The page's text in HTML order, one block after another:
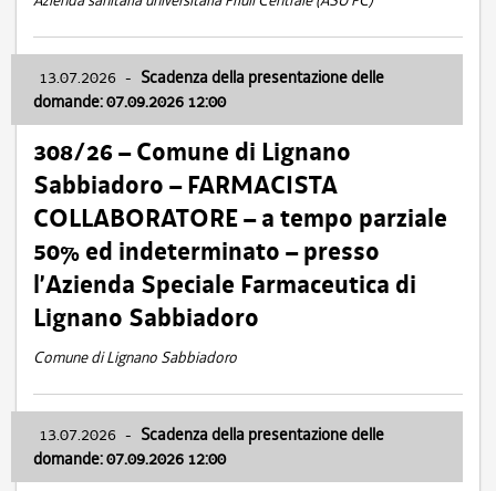
13.07.2026 - Scadenza della presentazione delle
domande: 07.09.2026 12:00
308/26 – Comune di Lignano
Sabbiadoro – FARMACISTA
COLLABORATORE – a tempo parziale
50% ed indeterminato – presso
l’Azienda Speciale Farmaceutica di
Lignano Sabbiadoro
Comune di Lignano Sabbiadoro
13.07.2026 - Scadenza della presentazione delle
domande: 07.09.2026 12:00